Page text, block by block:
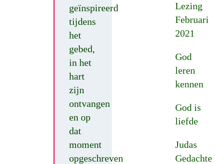
geïnspireerd
tijdens
het
gebed,
in het
hart
zijn
ontvangen
en op
dat
moment
opgeschreven
Lezing
Februari
2021
God
leren
kennen
God is
liefde
Judas
Gedachte